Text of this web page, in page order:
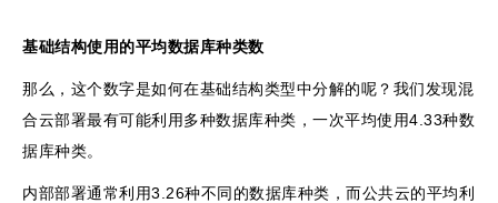
基础结构使用的平均数据库种类数
那么，这个数字是如何在基础结构类型中分解的呢？我们发现混
合云部署最有可能利用多种数据库种类，一次平均使用4.33种数
据库种类。
内部部署通常利用3.26种不同的数据库种类，而公共云的平均利